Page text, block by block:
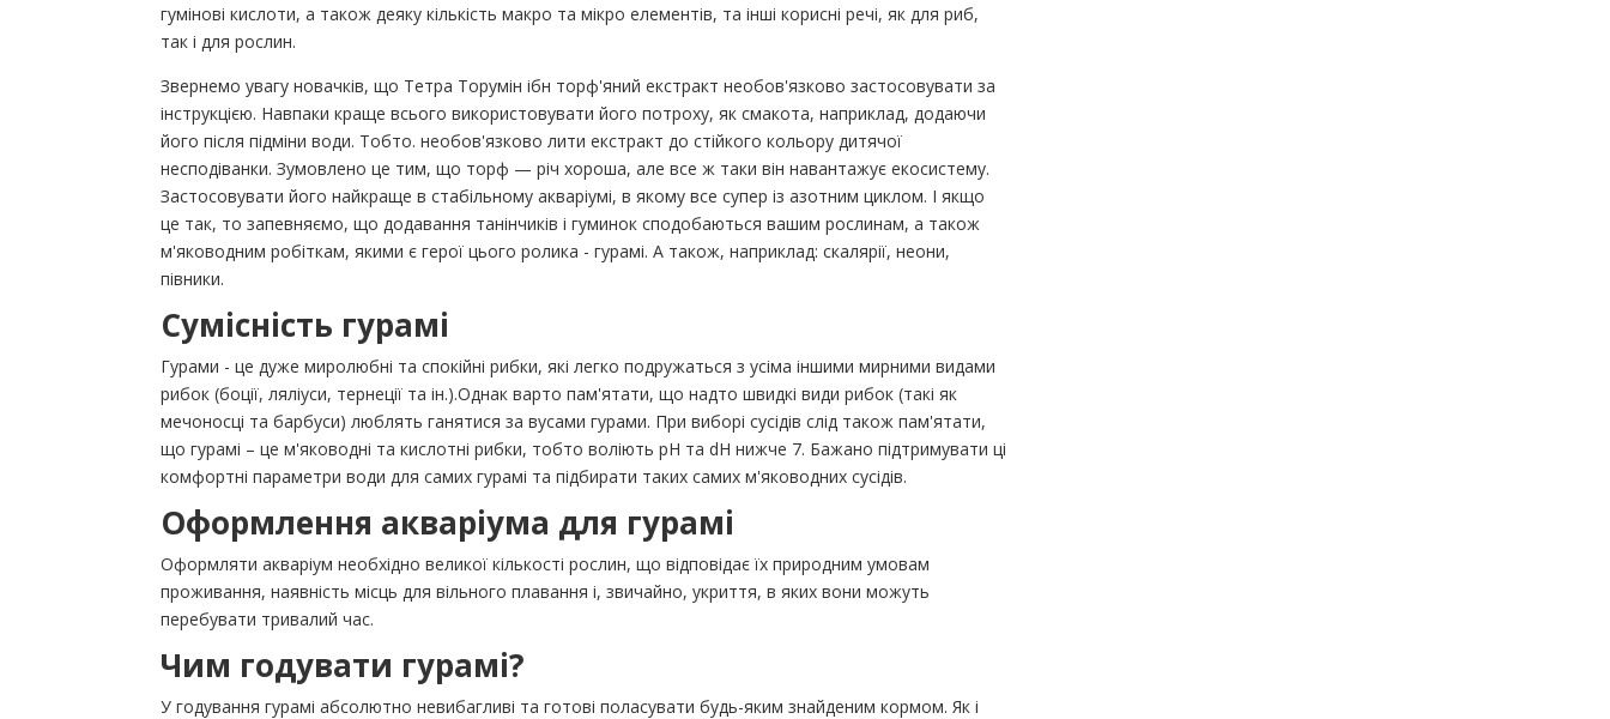
гумінові кислоти, а також деяку кількість макро та мікро елементів, та інші корисні речі, як для риб,
так і для рослин.
Звернемо увагу новачків, що Тетра Торумін ібн торф'яний екстракт необов'язково застосовувати за
інструкцією. Навпаки краще всього використовувати його потроху, як смакота, наприклад, додаючи
його після підміни води. Тобто. необов'язково лити екстракт до стійкого кольору дитячої
несподіванки. Зумовлено це тим, що торф — річ хороша, але все ж таки він навантажує екосистему.
Застосовувати його найкраще в стабільному акваріумі, в якому все супер із азотним циклом. І якщо
це так, то запевняємо, що додавання танінчиків і гуминок сподобаються вашим рослинам, а також
м'яководним робіткам, якими є герої цього ролика - гурамі. А також, наприклад: скалярії, неони,
півники.
Сумісність гурамі
Гурами - це дуже миролюбні та спокійні рибки, які легко подружаться з усіма іншими мирними видами
рибок (боції, ляліуси, тернеції та ін.).Однак варто пам'ятати, що надто швидкі види рибок (такі як
мечоносці та барбуси) люблять ганятися за вусами гурами. При виборі сусідів слід також пам'ятати,
що гурамі – це м'яководні та кислотні рибки, тобто воліють pH та dH нижче 7. Бажано підтримувати ці
комфортні параметри води для самих гурамі та підбирати таких самих м'яководних сусідів.
Оформлення акваріума для гурамі
Оформляти акваріум необхідно великої кількості рослин, що відповідає їх природним умовам
проживання, наявність місць для вільного плавання і, звичайно, укриття, в яких вони можуть
перебувати тривалий час.
Чим годувати гурамі?
У годування гурамі абсолютно невибагливі та готові поласувати будь-яким знайденим кормом. Як і